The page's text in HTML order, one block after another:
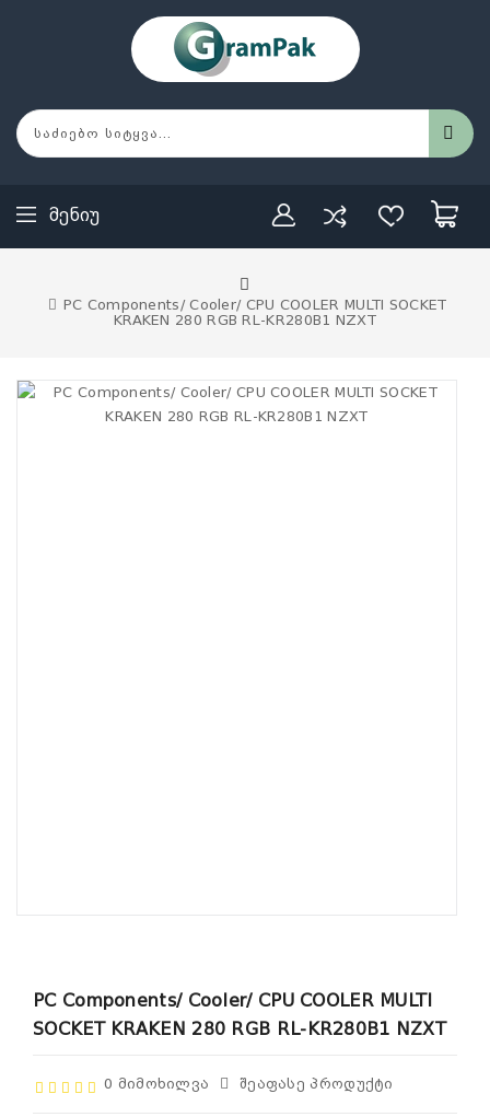
Მენიუ
PC Components/ Cooler/ CPU COOLER MULTI SOCKET
KRAKEN 280 RGB RL-KR280B1 NZXT
PC Components/ Cooler/ CPU COOLER MULTI
SOCKET KRAKEN 280 RGB RL-KR280B1 NZXT
0 Მიმოხილვა Შეაფასე Პროდუქტი